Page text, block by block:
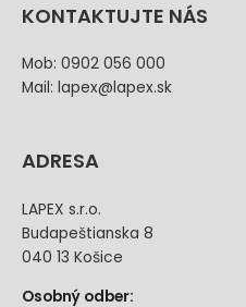
KONTAKTUJTE NÁS
Mob: 0902 056 000
Mail: lapex@lapex.sk
ADRESA
LAPEX s.r.o.
Budapeštianska 8
040 13 Košice
Osobný odber: